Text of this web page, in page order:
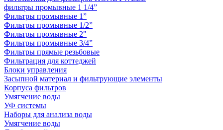
фильтры промывные 1 1/4”
Фильтры промывные 1”
Фильтры промывные 1/2”
Фильтры промывные 2"
Фильтры промывные 3/4”
Фильтры прямые резьбовые
Фильтрация для коттеджей
Блоки управления
Засыпной материал и фильтрующие элементы
Корпуса фильтров
Умягчение воды
УФ системы
Наборы для анализа воды
Умягчение воды